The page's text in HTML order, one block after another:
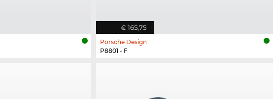
€ 165,75
Porsche Design
P8801 - F